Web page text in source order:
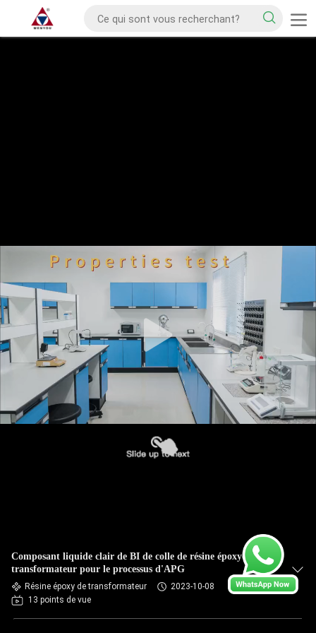
Composant liquide clair de BI de colle de résine époxyde de
transformateur pour le processus d'APG
Résine époxy de transformateur
2023-10-08
13 points de vue